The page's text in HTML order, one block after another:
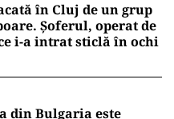
în Cluj de un grup
Șoferul, operat de
i-a intrat sticlă în ochi
din Bulgaria este